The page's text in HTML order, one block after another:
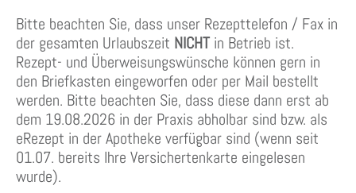
Bitte beachten Sie, dass unser Rezepttelefon / Fax in
der gesamten Urlaubszeit NICHTin Betrieb ist.
Rezept- und Überweisungswünsche können gern in
den Briefkasten eingeworfen oder per Mail bestellt
werden. Bitte beachten Sie, dass diese dann erst ab
dem 19.08.2026 in der Praxis abholbar sind bzw. als
eRezept in der Apotheke verfügbar sind (wenn seit
01.07. bereits Ihre Versichertenkarte eingelesen
wurde).